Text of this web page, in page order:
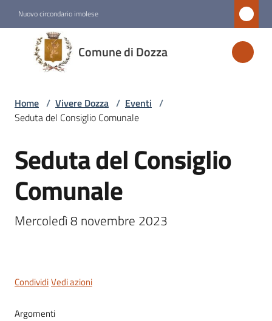
Nuovo circondario imolese
Comune di Dozza
Comune
di
Dozza
Novità
Servizi
Vivere
Home / Vivere Dozza / Eventi /
Seduta del Consiglio Comunale
Salta al contenuto
Seduta del Consiglio
Comunale
Mercoledì 8 novembre 2023
CondividiVedi azioni
Argomenti